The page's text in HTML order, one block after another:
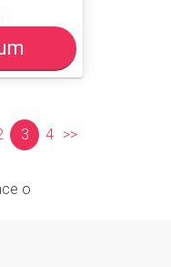
3 4 >>
o